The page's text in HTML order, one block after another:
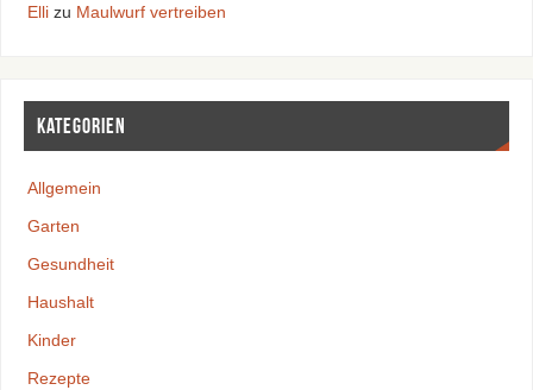
Ellizu Maulwurf vertreiben
Kategorien
Allgemein
Garten
Gesundheit
Haushalt
Kinder
Rezepte